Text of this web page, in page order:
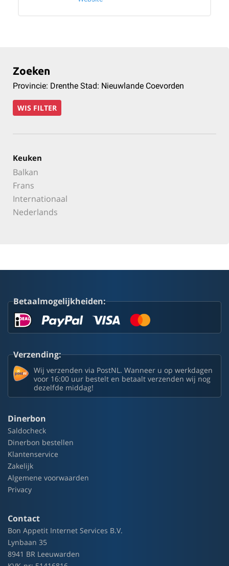
Zoeken
Provincie: Drenthe Stad: Nieuwlande Coevorden
WIS FILTER
Keuken
Balkan
Frans
Internationaal
Nederlands
Betaalmogelijkheiden:
Verzending:
Wij verzenden via PostNL. Wanneer u op werkdagen
voor 16:00 uur bestelt en betaalt verzenden wij nog
dezelfde middag!
Dinerbon
Saldocheck
Dinerbon bestellen
Klantenservice
Zakelijk
Algemene voorwaarden
Privacy
Contact
Bon Appetit Internet Services B.V.
Lynbaan 35
8941 BR Leeuwarden